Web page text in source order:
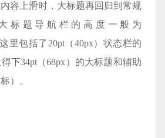
容上滑时，大标题再回归到常规
标题导航栏的高度一般为
里包括了20pt（40px）状态栏的
下34pt（68px）的大标题和辅助
）。